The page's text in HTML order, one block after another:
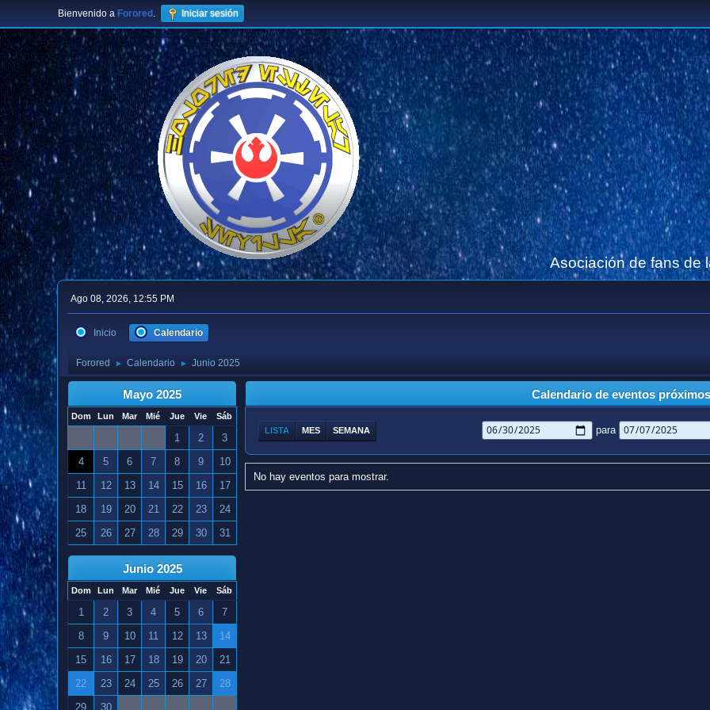
Bienvenido a Forored . Iniciar sesión
Asociación de fans de
Ago 08, 2026, 12:55 PM
Inicio Calendario
Forored ► Calendario ► Junio 2025
Mayo 2025
Dom Lun Mar Mié Jue Vie Sáb
1 2
3
4
5 6 7 8 9
10
11
12 13 14 15 16
17
18
19 20 21 22 23
24
25
26 27 28 29 30 31
Junio 2025
Dom Lun Mar Mié Jue Vie Sáb
1 2 3 4 5 6
7
8
9 10 11 12 13
14
15
16 17 18 19 20
21
22
23 24 25 26 27
28
29
30
Calendario de eventos próximos
LISTA MES SEMANA para
No hay eventos para mostrar.